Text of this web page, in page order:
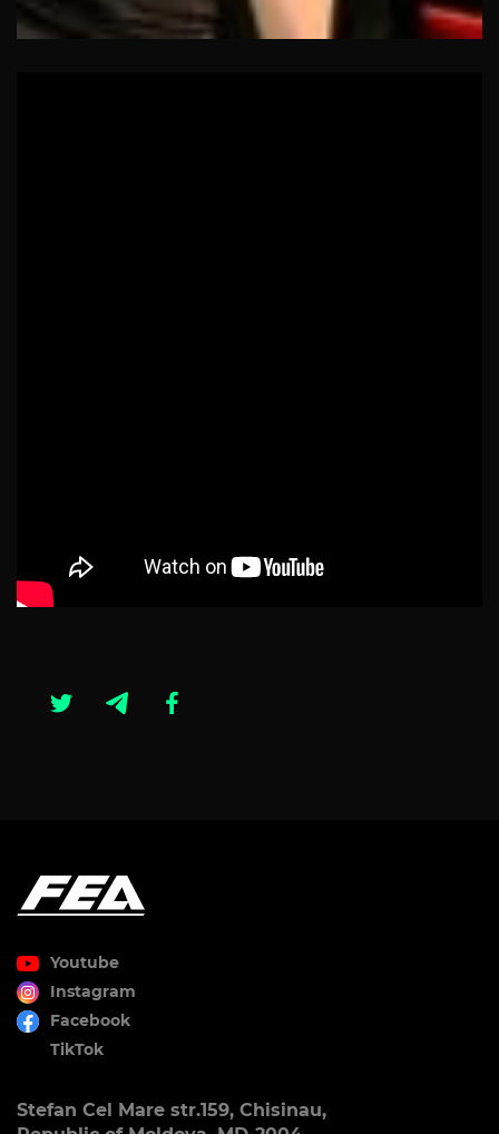
Youtube
Instagram
Facebook
TikTok
Stefan Cel Mare str.159, Chisinau,